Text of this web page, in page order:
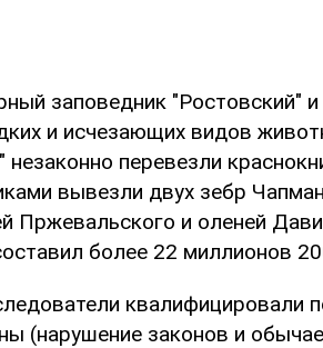
заповедник "Ростовский"
и исчезающих видов
незаконно перевезли
вывезли двух зебр
Пржевальского и оленей
более 22 миллионов
квалифицировали
(нарушение законов и